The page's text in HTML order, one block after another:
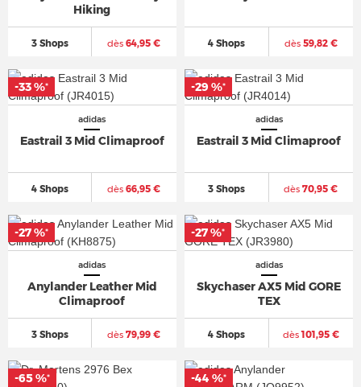
Hiking
3 Shops dès 64,95 € 4 Shops dès59,82 €
adidas
Eastrail 3 Mid Climaproof
4 Shops dès 66,95 €
-33 %*
adidas
Eastrail 3 Mid Climaproof
3 Shops dès 70,95 €
-29 %*
adidas
Anylander Leather Mid
Climaproof
3 Shops dès 79,99 €
-27 %*
adidas
Skychaser AX5 Mid GORE
TEX
4 Shops dès101,95 €
-27 %*
-65 %* -44 %*